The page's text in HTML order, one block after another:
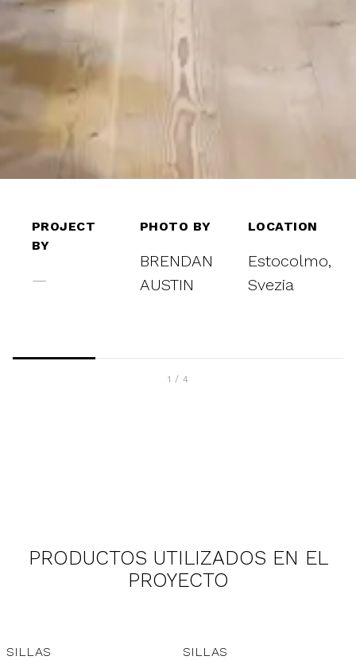
PROJECT
BY
—
PHOTO BY
BRENDAN
AUSTIN
LOCATION
Estocolmo,
Svezia
1 / 4
PRODUCTOS UTILIZADOS EN EL
PROYECTO
SILLAS SILLAS